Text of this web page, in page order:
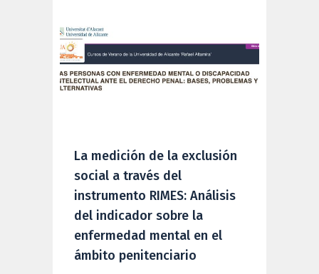
La medición de la exclusión
social a través del
instrumento RIMES: Análisis
del indicador sobre la
enfermedad mental en el
ámbito penitenciario